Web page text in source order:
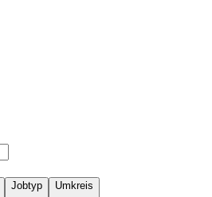
Jobtyp Umkreis